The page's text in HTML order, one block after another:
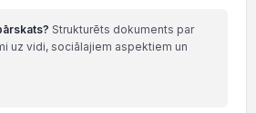
Strukturēts dokuments par
uz vidi, sociālajiem aspektiem un